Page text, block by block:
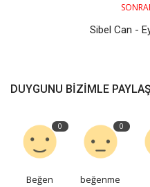
Sibel Can -
DUYGUNU BIZIMLE
0
Beğen
0
beğenme